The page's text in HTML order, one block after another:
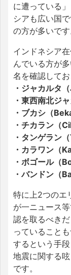
に遭っている
シアも広い国
の方が多いです
インドネシア
んでいる方が
名を確認してお
・ジャカルタ
・東西南北ジ
・ブカシ（
・チカラン（
・タンゲラン
・カラワン（
・ボゴール（
・バンドン（
特に上2つのエ
が一ニュース
認を取るべき
っていること
するという手
地震に関する
です。